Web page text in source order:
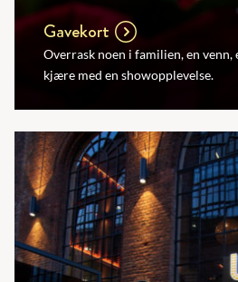
Gavekort
Overrask noen i familien, en venn,
kjære med en showopplevelse.